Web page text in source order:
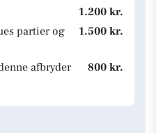
1.200 kr.
partier og
1.500 kr.
afbryder
800 kr.